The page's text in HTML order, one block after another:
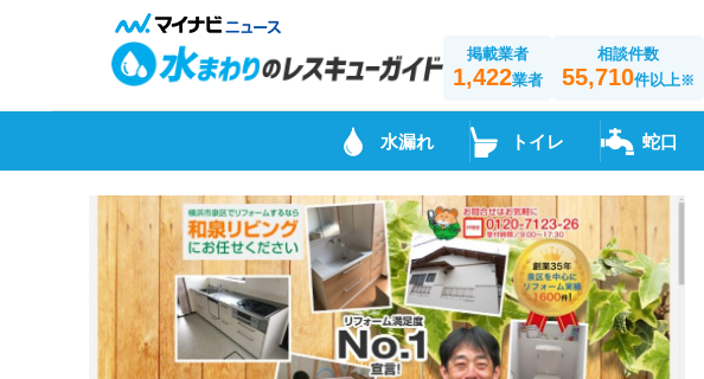
掲載業者
1,422業者
相談件数
55,710件以上※
水漏れ トイレ 蛇口